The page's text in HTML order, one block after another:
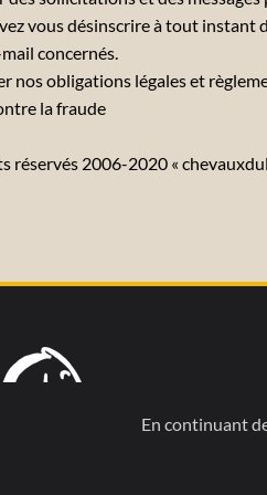
vous désinscrire à tout instant
concernés.
nos obligations légales et
la fraude
réservés 2006-2020 «
En continuant